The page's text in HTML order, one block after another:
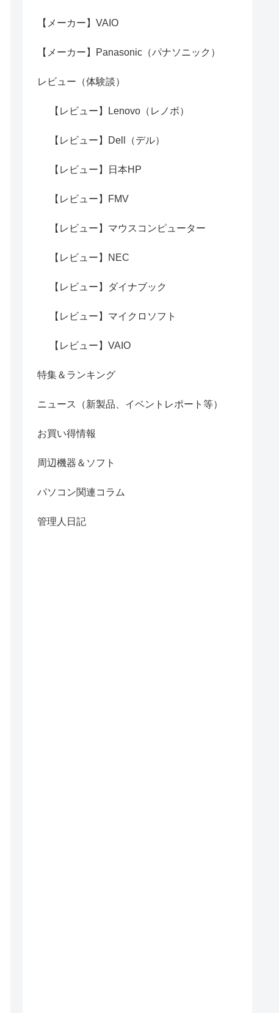
【メーカー】VAIO
【メーカー】Panasonic（パナソニック）
レビュー（体験談）
【レビュー】Lenovo（レノボ）
【レビュー】Dell（デル）
【レビュー】日本HP
【レビュー】FMV
【レビュー】マウスコンピューター
【レビュー】NEC
【レビュー】ダイナブック
【レビュー】マイクロソフト
【レビュー】VAIO
特集＆ランキング
ニュース（新製品、イベントレポート等）
お買い得情報
周辺機器＆ソフト
パソコン関連コラム
管理人日記